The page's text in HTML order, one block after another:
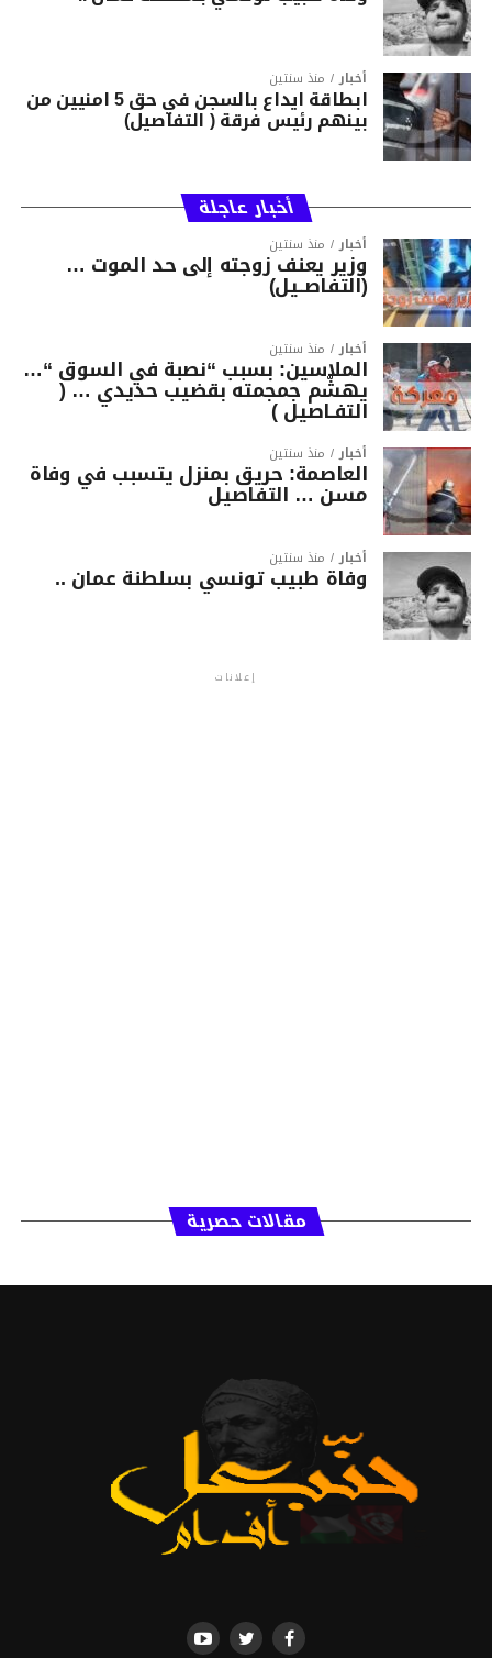
أخبار منذ سنتين
ابطاقة ايداع بالسجن في حق 5 امنيين من
بينهم رئيس فرقة ( التفاصيل)
أخبار عاجلة
أخبار منذ سنتين
وزير يعنف زوجته إلى حد الموت …
(التفاصــيل)
أخبار منذ سنتين
الملاسين: بسبب “نصبة في السوق “…
يهشّم جمجمته بقضيب حديدي … (
التفـاصيل )
أخبار منذ سنتين
العاصمة: حريق بمنزل يتسبب في وفاة
مسن … التفاصيل
أخبار منذ سنتين
وفاة طبيب تونسي بسلطنة عمان ..
إعلانات
مقالات حصرية